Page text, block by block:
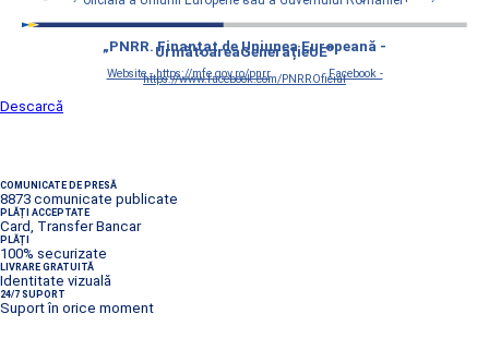
„PNRR. Finanțat de Uniunea Europeană -
UrmătoareaGenerațieUE”
Website - https://mfe.gov.ro/pnrr Facebook -
https://www.facebook.com/PNRROficial
Descarcă
COMUNICATE DE PRESĂ
8873 comunicate publicate
PLĂȚI ACCEPTATE
Card, Transfer Bancar
PLĂȚI
100% securizate
LIVRARE GRATUITĂ
Identitate vizuală
24/7 SUPORT
Suport în orice moment